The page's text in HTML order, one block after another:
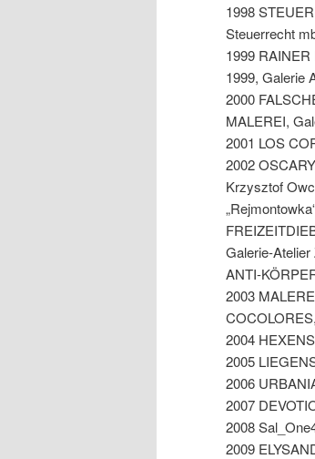
1998
Steuerrecht
1999
1999, Galerie
2000
MALEREI,
2001 LOS
2002
Krzysztof
Galerie-Atelier
ANTI-
2003
2004
2005
2006
2007
2008
2009